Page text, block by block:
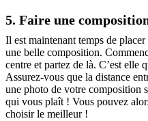
5. Faire une
Il est maintenant temps de
une belle composition.
centre et partez de là. C’est elle
Assurez-vous que la distance
une photo de votre composition
qui vous plaît ! Vous pouvez
choisir le meilleur !